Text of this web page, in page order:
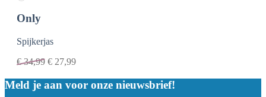
Only
Spijkerjas
€34,99 € 27,99
Meld je aan voor onze nieuwsbrief!